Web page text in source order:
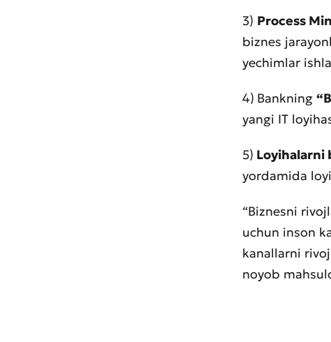
* Barcha
3) Process
biznes
yechimlar
4) Bankning
yangi IT
5) Loyihalarni
yordamida
“Biznesni
uchun inson
kanallarni
noyob